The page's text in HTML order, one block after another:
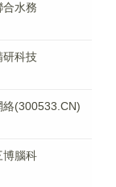
合水務
研科技
絡(300533.CN)
博腦科